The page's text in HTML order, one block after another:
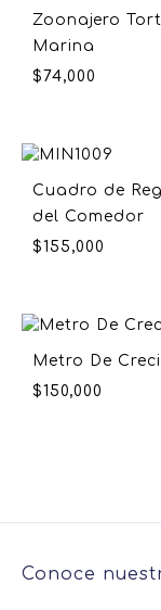
Zoonajero
Marina
$ 74,000
Cuadro de
del Comedor
$155,000
Metro De
$150,000
Conoce